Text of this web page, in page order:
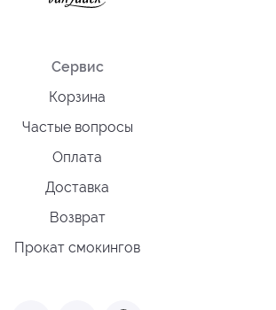
Сервис
Корзина
Частые вопросы
Оплата
Доставка
Возврат
Прокат смокингов